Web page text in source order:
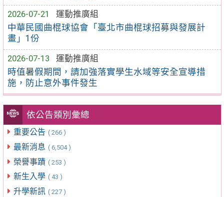
2026-07-21
運動推廣組
中華民國曲棍球協會「臺北市曲棍球招募與發展計
畫」1份
2026-07-13
運動推廣組
時值暑假期間，請加強落實學生水域等安全宣導措
施，防止意外事件發生
依公告類別彙總
重要公告 ( 266 )
最新消息 ( 6,504 )
榮譽事蹟 ( 253 )
新生入學 ( 43 )
升學新訊 ( 227 )